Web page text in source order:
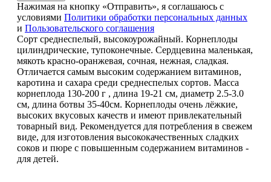
Нажимая на кнопку «Отправить», я соглашаюсь с
условиями Политики обработки персональных данных
и Пользовательского соглашения
Сорт среднеспелый, высокоурожайный. Корнеплоды
цилиндрические, тупоконечные. Сердцевина маленькая,
мякоть красно-оранжевая, сочная, нежная, сладкая.
Отличается самым высоким содержанием витаминов,
каротина и сахара среди среднеспелых сортов. Масса
корнеплода 130-200 г , длина 19-21 см, диаметр 2.5-3.0
см, длина ботвы 35-40см. Корнеплоды очень лёжкие,
высоких вкусовых качеств и имеют привлекательный
товарный вид. Рекомендуется для потребления в свежем
виде, для изготовления высококачественных сладких
соков и пюре с повышенным содержанием витаминов -
для детей.